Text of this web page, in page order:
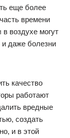
еще более
времени
воздухе могут
и даже болезни
качество
работают
вредные
создать
и в этой